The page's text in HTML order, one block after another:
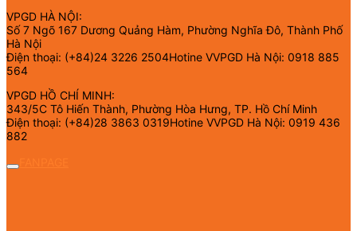
VPGD HÀ NỘI:
Số 7 Ngõ 167 Dương Quảng Hàm, Phường Nghĩa Đô, Thành Phố
Hà Nội
Điện thoại: (+84)24 3226 2504Hotine VVPGD Hà Nội: 0918 885
564
VPGD HỒ CHÍ MINH:
343/5C Tô Hiến Thành, Phường Hòa Hưng, TP. Hồ Chí Minh
Điện thoại: (+84)28 3863 0319Hotine VVPGD Hà Nội: 0919 436
882